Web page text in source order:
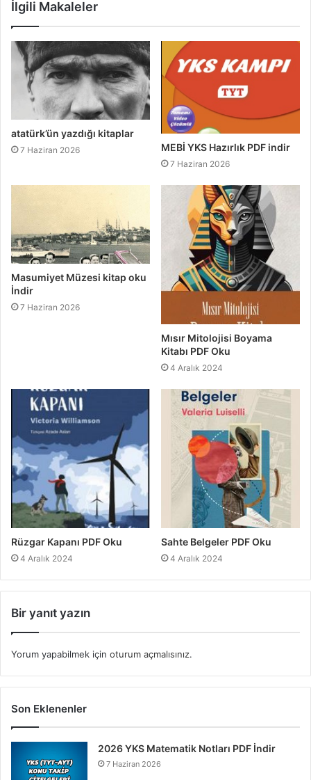
İlgili Makaleler
atatürk’ün yazdığı kitaplar
7 Haziran 2026 MEBİ YKS Hazırlık PDF indir
7 Haziran 2026
Masumiyet Müzesi kitap oku
İndir
7 Haziran 2026
Mısır Mitolojisi Boyama
Kitabı PDF Oku
4 Aralık 2024
Rüzgar Kapanı PDF Oku
4 Aralık 2024
Sahte Belgeler PDF Oku
4 Aralık 2024
Bir yanıt yazın
Yorum yapabilmek için oturum açmalısınız.
Son Eklenenler
2026 YKS Matematik Notları PDF İndir
7 Haziran 2026